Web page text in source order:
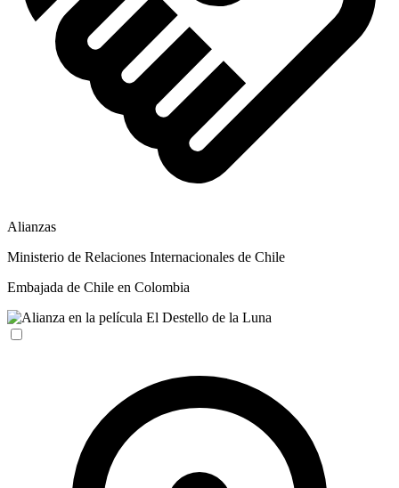
Alianzas
Ministerio de Relaciones Internacionales de Chile
Embajada de Chile en Colombia